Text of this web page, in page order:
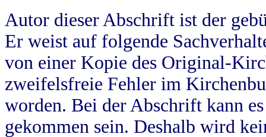
Autor dieser Abschrift ist der
Er weist auf folgende
von einer Kopie des Original-
zweifelsfreie Fehler im
worden. Bei der Abschrift kann
gekommen sein. Deshalb wird